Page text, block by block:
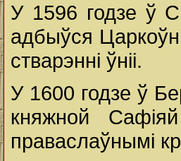
У 1596 годзе ў
адбыўся
стварэнні ўніі.
У 1600 годзе ў
княжной
праваслаўнымі